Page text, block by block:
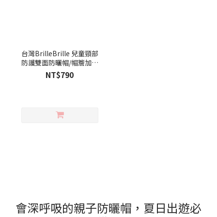
台灣BrilleBrille 兒童頸部
防護雙面防曬帽/帽簷加長
型 - 企鵝芒果冰 (禮盒包裝)
NT$790
會深呼吸的親子防曬帽，夏日出遊必